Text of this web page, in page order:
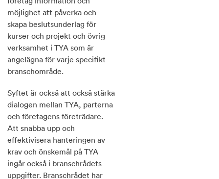
möjlighet att påverka och
skapa beslutsunderlag för
kurser och projekt och övrig
verksamhet i TYA som är
angelägna för varje specifikt
branschområde.
Syftet är också att också stärka
dialogen mellan TYA, parterna
och företagens företrädare.
Att snabba upp och
effektivisera hanteringen av
krav och önskemål på TYA
ingår också i branschrådets
uppgifter. Branschrådet har